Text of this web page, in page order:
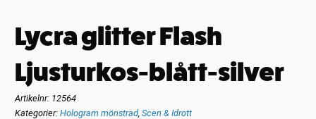
Lycra glitter Flash
Ljusturkos-blått-silver
Artikelnr: 12564
Kategorier:Hologram mönstrad ,Scen & Idrott